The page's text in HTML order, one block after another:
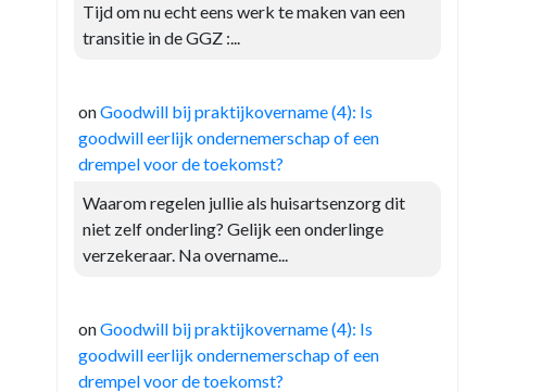
Tijd om nu echt eens werk te maken van een
transitie in de GGZ :...
onGoodwill bij praktijkovername (4): Is
goodwill eerlijk ondernemerschap of een
drempel voor de toekomst?
Waarom regelen jullie als huisartsenzorg dit
niet zelf onderling? Gelijk een onderlinge
verzekeraar. Na overname...
onGoodwill bij praktijkovername (4): Is
goodwill eerlijk ondernemerschap of een
drempel voor de toekomst?